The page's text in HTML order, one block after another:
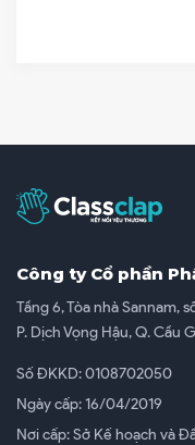
Công ty Cổ phần
Tầng 6, Tòa nhà Sannam,
P. Dịch Vọng Hậu, Q. Cầu
Số ĐKKD: 0108702050
Ngày cấp: 16/04/2019
Nơi cấp: Sở Kế hoạch và